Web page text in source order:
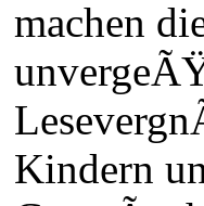
machen
Kindern